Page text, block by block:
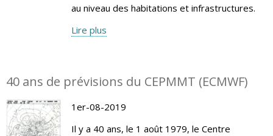
au niveau des habitations et infrastructures.
Lire plus
40 ans de prévisions du CEPMMT (ECMWF)
1er-08-2019
Il y a 40 ans, le 1 août 1979, le Centre